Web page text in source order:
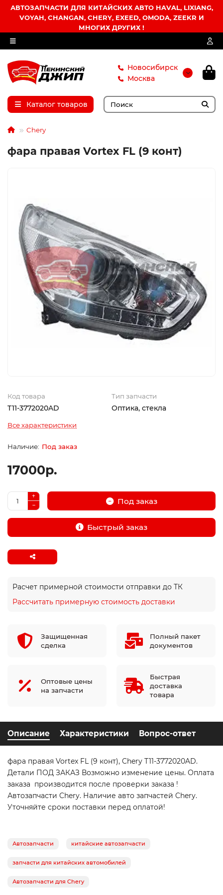
АВТОЗАПЧАСТИ ДЛЯ КИТАЙСКИХ АВТО HAVAL, LIXIANG,
VOYAH, CHANGAN, CHERY, EXEED, OMODA, ZEEKR И
МНОГИХ ДРУГИХ !
Новосибирск
Москва
Каталог товаров
Chery
фара правая Vortex FL (9 конт)
Код товара
T11-3772020AD
Тип запчасти
Оптика, стекла
Все характеристики
Под заказ
17000р.
Под заказ
Быстрый заказ
Расчет примерной стоимости отправки до ТК
Рассчитать примерную стоимость доставки
Защищенная
сделка
Полный пакет
документов
Оптовые цены
на запчасти
Быстрая
доставка
товара
Описание Характеристики Вопрос-ответ
фара правая Vortex FL (9 конт), Chery T11-3772020AD.
Детали ПОД ЗАКАЗ Возможно изменение цены. Оплата
заказа производится после проверки заказа !
Автозапчасти Chery. Наличие авто запчастей Chery.
Уточняйте сроки поставки перед оплатой!
Автозапчасти китайские автозапчасти
запчасти для китайских автомобилей
Автозапчасти для Chery